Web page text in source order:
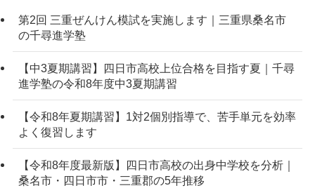
第2回 三重ぜんけん模試を実施します｜三重県桑名市
の千尋進学塾
【中3夏期講習】四日市高校上位合格を目指す夏｜千尋
進学塾の令和8年度中3夏期講習
【令和8年夏期講習】1対2個別指導で、苦手単元を効率
よく復習します
【令和8年度最新版】四日市高校の出身中学校を分析｜
桑名市・四日市市・三重郡の5年推移